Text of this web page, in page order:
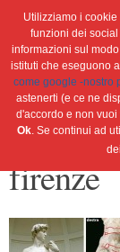
Home
Green
Blog
Viaggi
firenze
Utilizziamo i
funzioni dei
informazioni sul
istituti che eseguono
come google -nostro
astenerti (e ce ne
d'accordo e non
Ok. Se continui ad